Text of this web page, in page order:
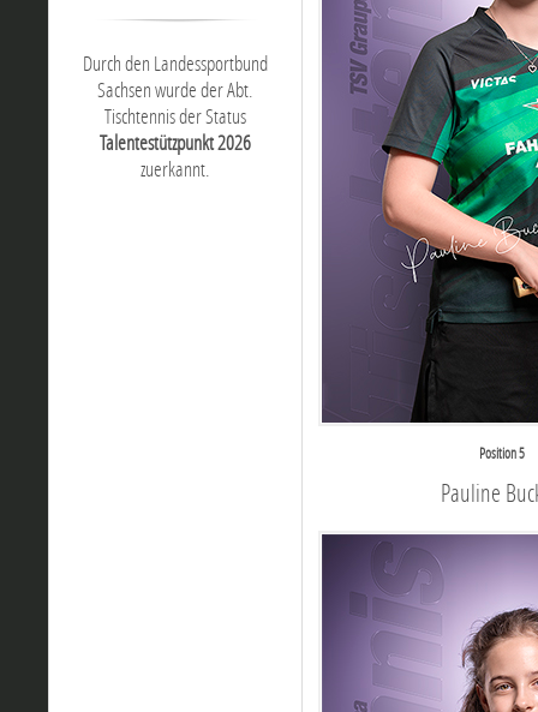
Durch den Landessportbund
Sachsen wurde der Abt.
Tischtennis der Status
Talentestützpunkt 2026
zuerkannt.
Position 5
Pauline